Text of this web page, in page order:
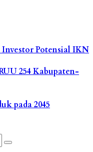
Potensial IKN
254 Kabupaten-
pada 2045
Search